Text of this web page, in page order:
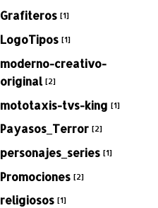
Grafiteros [1]
LogoTipos [1]
moderno-creativo-
original [2]
mototaxis-tvs-king [1]
Payasos_Terror [2]
personajes_series [1]
Promociones [2]
religiosos [1]